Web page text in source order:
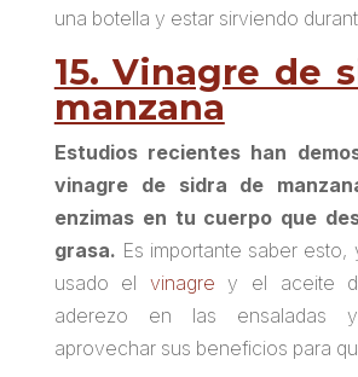
una botella y estar sirviendo
15. Vinagre de
manzana
Estudios recientes han
vinagre de sidra de
enzimas en tu cuerpo que
grasa. Es importante saber
usado el vinagre y el aceite
aderezo en las ensaladas
aprovechar sus beneficios para